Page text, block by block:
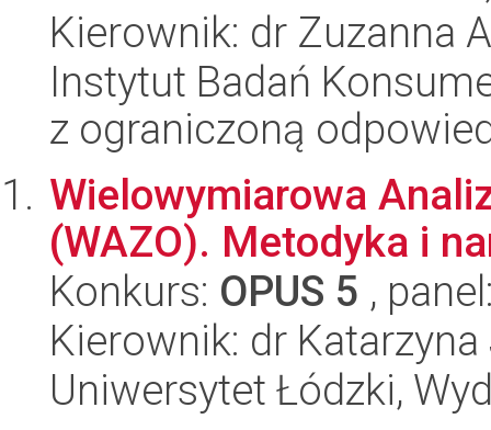
Kierownik: dr Zuzanna
Instytut Badań
z ograniczoną
Wielowymiarowa
(WAZO). Metodyka i
Konkurs: OPUS 5 ,
Kierownik: dr
Uniwersytet Łódzki,